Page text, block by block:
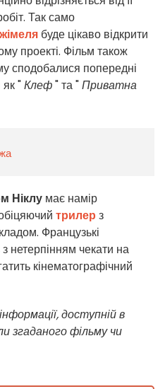
Так само
буде цікаво відкрити
проекті. Фільм також
сподобалися попередні
як "Клеф" та "Приватна
Ніклу має намір
трилер з
Французькі
нетерпінням чекати на
кінематографічний
доступній в
згаданого фільму чи